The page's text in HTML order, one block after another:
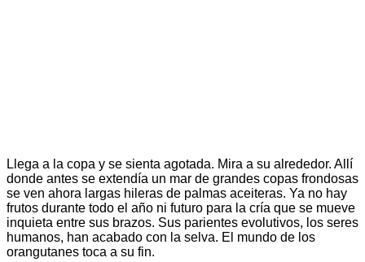
Llega a la copa y se sienta agotada. Mira a su alrededor. Allí
donde antes se extendía un mar de grandes copas frondosas
se ven ahora largas hileras de palmas aceiteras. Ya no hay
frutos durante todo el año ni futuro para la cría que se mueve
inquieta entre sus brazos. Sus parientes evolutivos, los seres
humanos, han acabado con la selva. El mundo de los
orangutanes toca a su fin.